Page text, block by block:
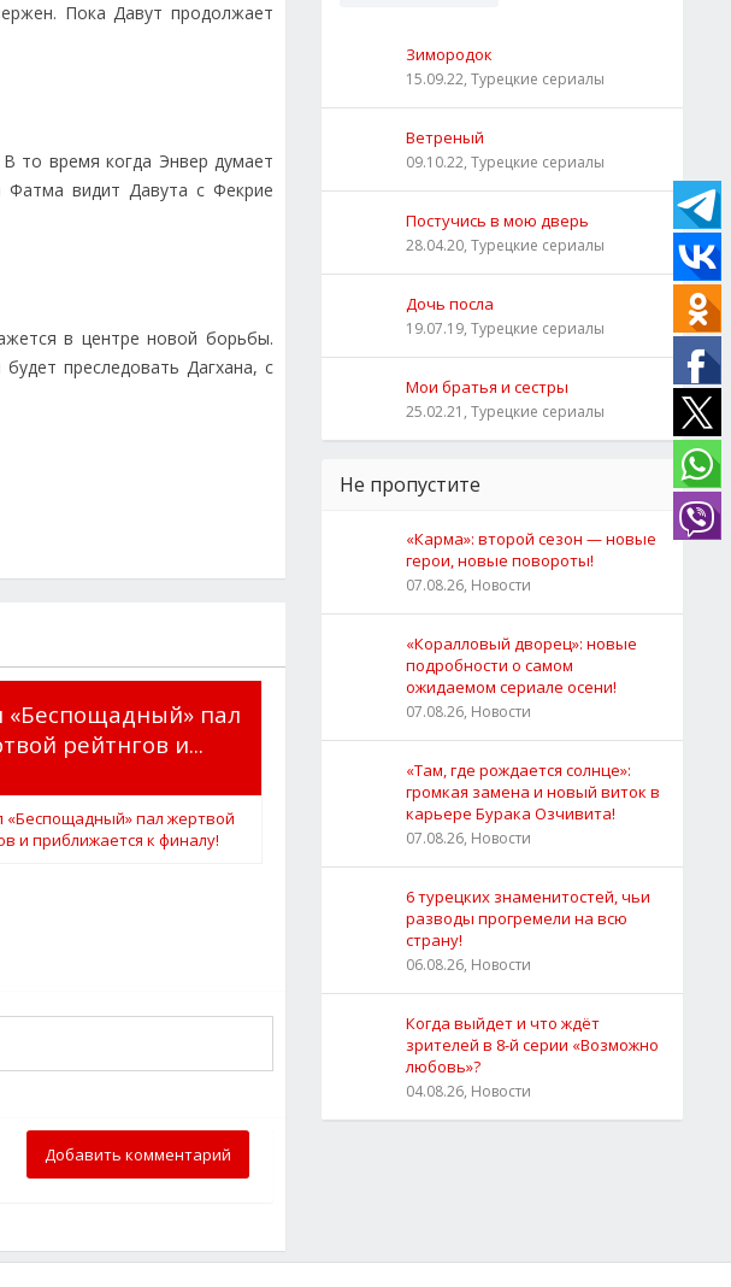
Пока Давут продолжает
то время когда Энвер думает
Фатма видит Давута с Фекрие
в центре новой борьбы.
преследовать Дагхана, с
«Беспощадный» пал
рейтнгов и...
Добавить комментарий
Зимородок
15.09.22, Турецкие сериалы
Ветреный
09.10.22, Турецкие сериалы
Постучись в мою дверь
28.04.20, Турецкие сериалы
Дочь посла
19.07.19, Турецкие сериалы
Мои братья и сестры
25.02.21, Турецкие сериалы
Не пропустите
«Карма»: второй сезон — новые
герои, новые повороты!
07.08.26, Новости
«Коралловый дворец»: новые
подробности о самом
ожидаемом сериале осени!
07.08.26, Новости
«Там, где рождается солнце»:
громкая замена и новый виток в
карьере Бурака Озчивита!
07.08.26, Новости
6 турецких знаменитостей, чьи
разводы прогремели на всю
страну!
06.08.26, Новости
Когда выйдет и что ждёт
зрителей в 8-й серии «Возможно
любовь»?
04.08.26, Новости